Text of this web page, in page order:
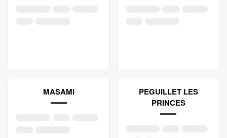
MASAMI
PEGUILLET LES
PRINCES